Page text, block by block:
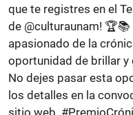
que te registres en el
de @culturaunam!
apasionado de la
oportunidad de brillar
No dejes pasar esta
los detalles en la